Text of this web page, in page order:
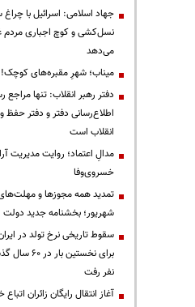
جهاد اسلامی: اسرائیل با چراغ
نسل‌کشی و کوچ اجباری مردم
می‌دهد
میناب؛ شهرِ مقبره‌های کوچک!
دفتر رهبر انقلاب: تنها مراجع
اطلاع‌رسانی دفتر و دفتر حفظ
انقلاب است
مدالِ اعتماد؛ روایت مدیریت
خسروی‌وفا
تمدید همه مجوزها و مهلت‌های
شهریور؛ بخشنامه جدید دولت
سقوط تاریخی نرخ تولد در
نفر رفت
آغاز انتقال رایگان زائران